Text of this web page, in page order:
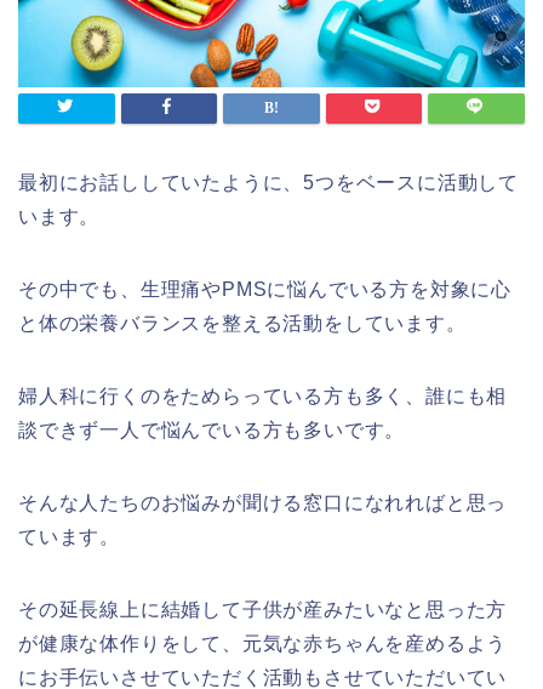
最初にお話ししていたように、5つをベースに活動して
います。
その中でも、生理痛やPMSに悩んでいる方を対象に心
と体の栄養バランスを整える活動をしています。
婦人科に行くのをためらっている方も多く、誰にも相
談できず一人で悩んでいる方も多いです。
そんな人たちのお悩みが聞ける窓口になれればと思っ
ています。
その延長線上に結婚して子供が産みたいなと思った方
が健康な体作りをして、元気な赤ちゃんを産めるよう
にお手伝いさせていただく活動もさせていただいてい